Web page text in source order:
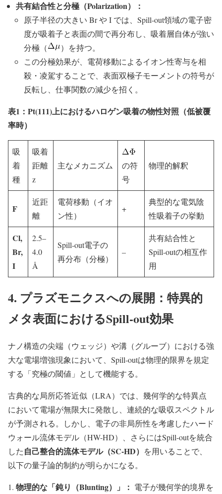
共有結合性と分極（Polarization）：
原子半径の大きい Br や I では、Spill-out領域の電子密
度が吸着子と表面の間で再分布し、吸着層自体が強い
分極（
）を持つ。
この分極効果が、電荷移動によるイオン性寄与を相
殺・凌駕することで、表面双極子モーメントの符号が
反転し、仕事関数の減少を招く。
表1：Pt(111)上におけるハロゲン吸着の物性対照（低被覆
率時）
吸
着
種
吸着
距離
z
主なメカニズム
の符
号
物理的解釈
F
近距
離
電荷移動（イオ
ン性）
+
典型的な電気陰
性吸着子の挙動
Cl,
Br,
I
2.5–
4.0
Å
Spill-out電子の
再分布（分極）
–
共有結合性と
Spill-outの相互作
用
4. プラズモニクスへの展開：特異的
メタ表面におけるSpill-out効果
ナノ構造の尖端（ウェッジ）や溝（グルーブ）における強
大な電場増強現象において、Spill-outは物理的限界を規定
する「究極の閾値」として機能する。
古典的な局所応答近似（LRA）では、幾何学的な特異点
において電場が無限大に発散し、連続的な吸収スペクトル
が予測される。しかし、電子の非局所性を考慮したハード
ウォール流体モデル（HW-HD）、さらにはSpill-outを統合
した自己整合的流体モデル（SC-HD） を用いることで、
以下の量子論的制約が明らかになる。
物理的な「鈍り（Blunting）」： 電子が幾何学的境界を